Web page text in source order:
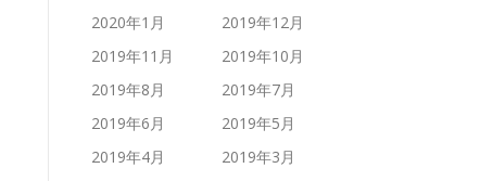
2020年1月
2019年12月
2019年11月
2019年10月
2019年8月
2019年7月
2019年6月
2019年5月
2019年4月
2019年3月